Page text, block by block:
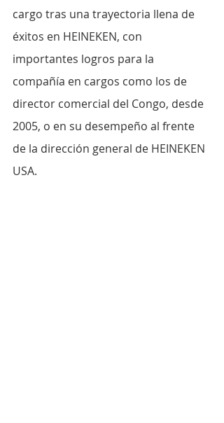
cargo tras una trayectoria llena de
éxitos en HEINEKEN, con
importantes logros para la
compañía en cargos como los de
director comercial del Congo, desde
2005, o en su desempeño al frente
de la dirección general de HEINEKEN
USA.